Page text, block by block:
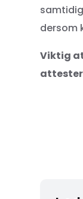
dersom
Viktig